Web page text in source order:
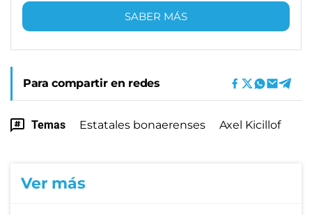
SABER MÁS
Para compartir en redes
Temas Estatales bonaerenses Axel Kicillof
Ver más